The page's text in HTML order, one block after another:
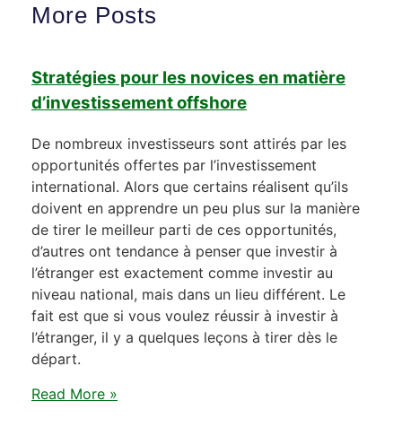
More Posts
Stratégies pour les novices en matière
d’investissement offshore
De nombreux investisseurs sont attirés par les
opportunités offertes par l’investissement
international. Alors que certains réalisent qu’ils
doivent en apprendre un peu plus sur la manière
de tirer le meilleur parti de ces opportunités,
d’autres ont tendance à penser que investir à
l’étranger est exactement comme investir au
niveau national, mais dans un lieu différent. Le
fait est que si vous voulez réussir à investir à
l’étranger, il y a quelques leçons à tirer dès le
départ.
Read More »